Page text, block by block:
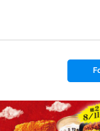
s
t
o
l
l
o